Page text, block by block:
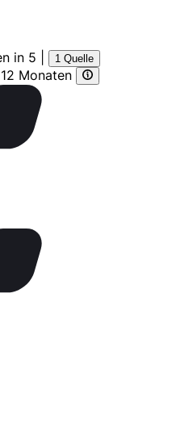
in 5 1 Quelle
Monaten